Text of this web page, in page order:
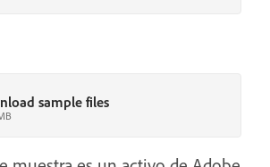
sample files